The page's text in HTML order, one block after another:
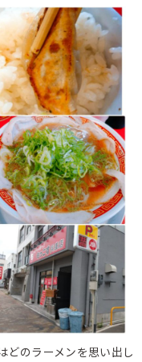
どのラーメンを思い出し